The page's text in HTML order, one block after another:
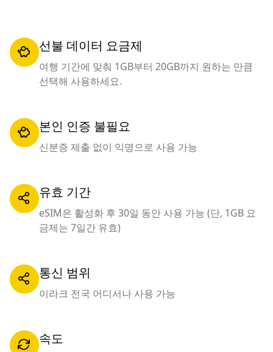
선불 데이터 요금제
여행 기간에 맞춰 1GB부터 20GB까지 원하는 만큼
선택해 사용하세요.
본인 인증 불필요
신분증 제출 없이 익명으로 사용 가능
유효 기간
eSIM은 활성화 후 30일 동안 사용 가능 (단, 1GB 요
금제는 7일간 유효)
통신 범위
이라크 전국 어디서나 사용 가능
속도